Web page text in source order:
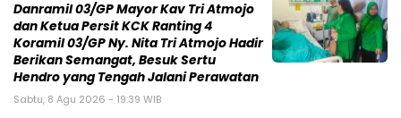
Danramil 03/GP Mayor Kav Tri Atmojo
dan Ketua Persit KCK Ranting 4
Koramil 03/GP Ny. Nita Tri Atmojo Hadir
Berikan Semangat, Besuk Sertu
Hendro yang Tengah Jalani Perawatan
Sabtu, 8 Agu 2026 - 19:39 WIB